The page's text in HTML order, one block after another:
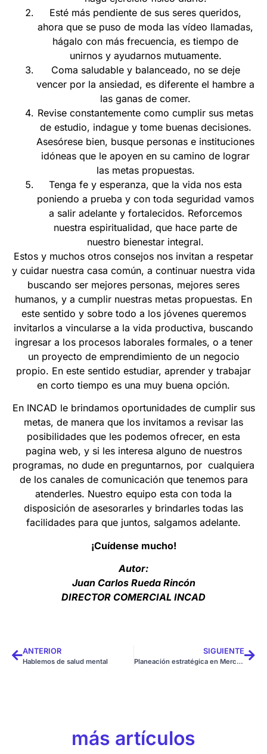
Esté más pendiente de sus seres queridos,
ahora que se puso de moda las vídeo llamadas,
hágalo con más frecuencia, es tiempo de
unirnos y ayudarnos mutuamente.
Coma saludable y balanceado, no se deje
vencer por la ansiedad, es diferente el hambre a
las ganas de comer.
Revise constantemente como cumplir sus metas
de estudio, indague y tome buenas decisiones.
Asesórese bien, busque personas e instituciones
idóneas que le apoyen en su camino de lograr
las metas propuestas.
Tenga fe y esperanza, que la vida nos esta
poniendo a prueba y con toda seguridad vamos
a salir adelante y fortalecidos. Reforcemos
nuestra espiritualidad, que hace parte de
nuestro bienestar integral.
Estos y muchos otros consejos nos invitan a respetar
y cuidar nuestra casa común, a continuar nuestra vida
buscando ser mejores personas, mejores seres
humanos, y a cumplir nuestras metas propuestas. En
este sentido y sobre todo a los jóvenes queremos
invitarlos a vincularse a la vida productiva, buscando
ingresar a los procesos laborales formales, o a tener
un proyecto de emprendimiento de un negocio
propio. En este sentido estudiar, aprender y trabajar
en corto tiempo es una muy buena opción.
En INCAD le brindamos oportunidades de cumplir sus
metas, de manera que los invitamos a revisar las
posibilidades que les podemos ofrecer, en esta
pagina web, y si les interesa alguno de nuestros
programas, no dude en preguntarnos, por cualquiera
de los canales de comunicación que tenemos para
atenderles. Nuestro equipo esta con toda la
disposición de asesorarles y brindarles todas las
facilidades para que juntos, salgamos adelante.
¡Cuídense mucho!
Autor:
Juan Carlos Rueda Rincón
DIRECTOR COMERCIAL INCAD
ANTERIOR
Hablemos de salud mental
SIGUIENTE
Planeación estratégica en Mercadeo y ventas
más artículos